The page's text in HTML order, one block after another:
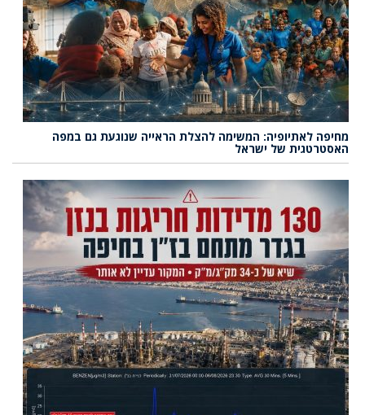
מחיפה לאתיופיה: המשימה להצלת הראייה שנוגעת גם במפה
האסטרטגית של ישראל